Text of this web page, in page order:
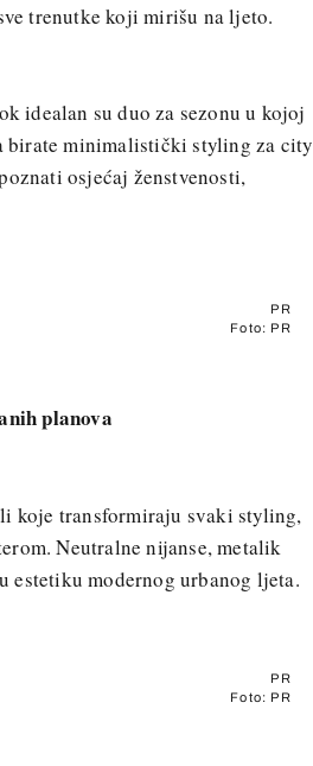
trenutke koji mirišu na ljeto.
idealan su duo za sezonu u kojoj
birate minimalistički styling za city
osjećaj ženstvenosti,
PR
Foto: PR
planova
koje transformiraju svaki styling,
Neutralne nijanse, metalik
modernog urbanog ljeta.
PR
Foto: PR